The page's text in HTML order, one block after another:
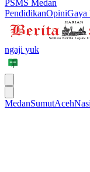
PSMS Medan
PendidikanOpiniGaya
ngaji yuk
MedanSumutAceh